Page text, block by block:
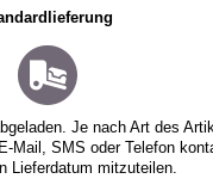
Je nach Art des
Mail, SMS oder Telefon
Lieferdatum mitzuteilen.